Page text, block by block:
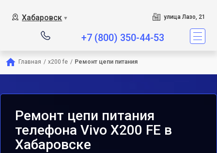
Хабаровск ▼ улица Лазо, 21
+7 (800) 350-44-53
Главная / x200 fe / Ремонт цепи питания
Ремонт цепи питания
телефона Vivo X200 FE в
Хабаровске